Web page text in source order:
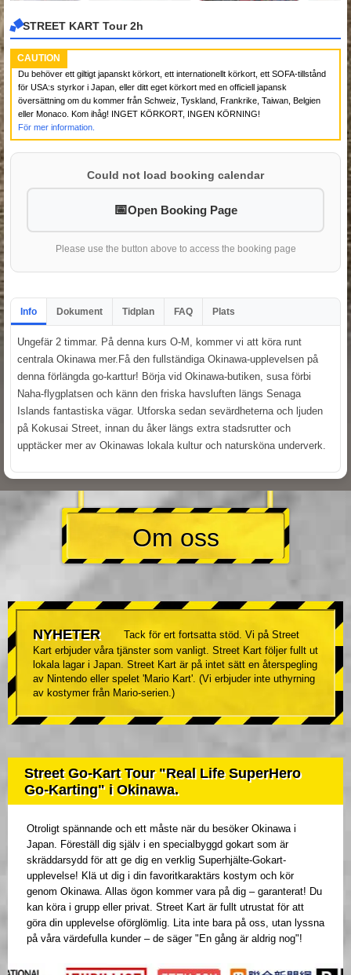
STREET KART Tour 2h
CAUTION
Du behöver ett giltigt japanskt körkort, ett internationellt körkort, ett SOFA-tillstånd
för USA:s styrkor i Japan, eller ditt eget körkort med en officiell japansk
översättning om du kommer från Schweiz, Tyskland, Frankrike, Taiwan, Belgien
eller Monaco. Kom ihåg! INGET KÖRKORT, INGEN KÖRNING!
För mer information.
Could not load booking calendar
Open Booking Page
Please use the button above to access the booking page
Info Dokument Tidplan FAQ Plats
Ungefär 2 timmar. På denna kurs O-M, kommer vi att köra runt
centrala Okinawa mer.Få den fullständiga Okinawa-upplevelsen på
denna förlängda go-karttur! Börja vid Okinawa-butiken, susa förbi
Naha-flygplatsen och känn den friska havsluften längs Senaga
Islands fantastiska vägar. Utforska sedan sevärdheterna och ljuden
på Kokusai Street, innan du åker längs extra stadsrutter och
upptäcker mer av Okinawas lokala kultur och natursköna underverk.
Om oss
NYHETER
Tack för ert fortsatta stöd. Vi på Street
Kart erbjuder våra tjänster som vanligt. Street Kart följer fullt ut
lokala lagar i Japan. Street Kart är på intet sätt en återspegling
av Nintendo eller spelet 'Mario Kart'. (Vi erbjuder inte uthyrning
av kostymer från Mario-serien.)
Street Go-Kart Tour "Real Life SuperHero
Go-Karting" i Okinawa.
Otroligt spännande och ett måste när du besöker Okinawa i
Japan. Föreställ dig själv i en specialbyggd gokart som är
skräddarsydd för att ge dig en verklig Superhjälte-Gokart-
upplevelse! Klä ut dig i din favoritkaraktärs kostym och kör
genom Okinawa. Allas ögon kommer vara på dig – garanterat! Du
kan köra i grupp eller privat. Street Kart är fullt utrustat för att
göra din upplevelse oförglömlig. Lita inte bara på oss, utan lyssna
på våra värdefulla kunder – de säger "En gång är aldrig nog"!